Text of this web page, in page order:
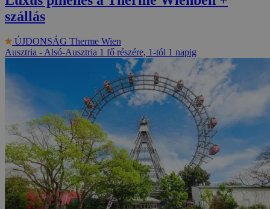
szállás
ÚJDONSÁG Therme Wien
Ausztria - Alsó-Ausztria 1 fő részére, 1-tól 1 napig